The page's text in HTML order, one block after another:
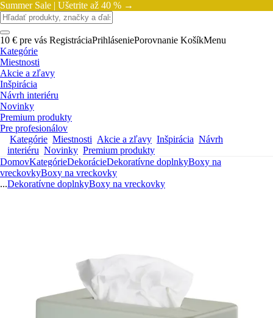
Summer Sale | Ušetrite až 40 % →
10 € pre vás RegistráciaPrihláseniePorovnanie KošíkMenu
Kategórie
Miestnosti
Akcie a zľavy
Inšpirácia
Návrh interiéru
Novinky
Premium produkty
Pre profesionálov
Kategórie Miestnosti Akcie a zľavy Inšpirácia Návrh
interiéru Novinky Premium produkty
DomovKategórieDekorácieDekoratívne doplnkyBoxy na
vreckovkyBoxy na vreckovky
...Dekoratívne doplnkyBoxy na vreckovky